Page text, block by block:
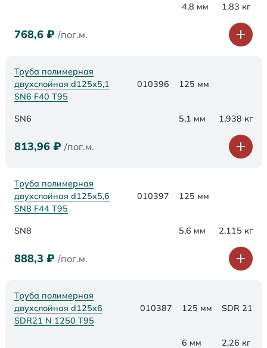
4,8 мм 1,83 кг
768,6 ₽ /пог.м.
Труба полимерная
двухслойная d125х5,1
SN6 F40 Т95
010396 125 мм
SN6 5,1 мм 1,938 кг
813,96 ₽ /пог.м.
Труба полимерная
двухслойная d125х5,6
SN8 F44 Т95
010397 125 мм
SN8 5,6 мм 2,115 кг
888,3 ₽ /пог.м.
Труба полимерная
двухслойная d125x6
SDR21 N 1250 Т95
010387 125 мм SDR 21
6 мм 2,26 кг